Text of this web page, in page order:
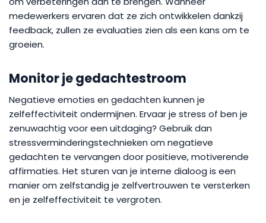
medewerkers ervaren dat ze zich ontwikkelen dankzij
feedback, zullen ze evaluaties zien als een kans om te
groeien.
Monitor je gedachtestroom
Negatieve emoties en gedachten kunnen je
zelfeffectiviteit ondermijnen. Ervaar je stress of ben je
zenuwachtig voor een uitdaging? Gebruik dan
stressverminderingstechnieken om negatieve
gedachten te vervangen door positieve, motiverende
affirmaties. Het sturen van je interne dialoog is een
manier om zelfstandig je zelfvertrouwen te versterken
en je zelfeffectiviteit te vergroten.